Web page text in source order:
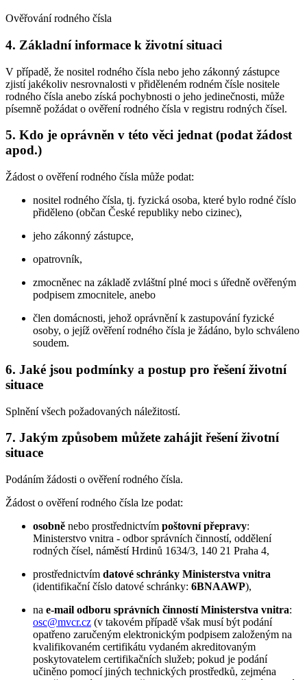
Ověřování rodného čísla
4. Základní informace k životní situaci
V případě, že nositel rodného čísla nebo jeho zákonný zástupce
zjistí jakékoliv nesrovnalosti v přiděleném rodném čísle nositele
rodného čísla anebo získá pochybnosti o jeho jedinečnosti, může
písemně požádat o ověření rodného čísla v registru rodných čísel.
5. Kdo je oprávněn v této věci jednat (podat žádost
apod.)
Žádost o ověření rodného čísla může podat:
nositel rodného čísla, tj. fyzická osoba, které bylo rodné číslo
přiděleno (občan České republiky nebo cizinec),
jeho zákonný zástupce,
opatrovník,
zmocněnec na základě zvláštní plné moci s úředně ověřeným
podpisem zmocnitele, anebo
člen domácnosti, jehož oprávnění k zastupování fyzické
osoby, o jejíž ověření rodného čísla je žádáno, bylo schváleno
soudem.
6. Jaké jsou podmínky a postup pro řešení životní
situace
Splnění všech požadovaných náležitostí.
7. Jakým způsobem můžete zahájit řešení životní
situace
Podáním žádosti o ověření rodného čísla.
Žádost o ověření rodného čísla lze podat:
osobně nebo prostřednictvím poštovní přepravy:
Ministerstvo vnitra - odbor správních činností, oddělení
rodných čísel, náměstí Hrdinů 1634/3, 140 21 Praha 4,
prostřednictvím datové schránky Ministerstva vnitra
(identifikační číslo datové schránky: 6BNAAWP),
na e-mail odboru správních činností Ministerstva vnitra:
osc@mvcr.cz (v takovém případě však musí být podání
opatřeno zaručeným elektronickým podpisem založeným na
kvalifikovaném certifikátu vydaném akreditovaným
poskytovatelem certifikačních služeb; pokud je podání
učiněno pomocí jiných technických prostředků, zejména